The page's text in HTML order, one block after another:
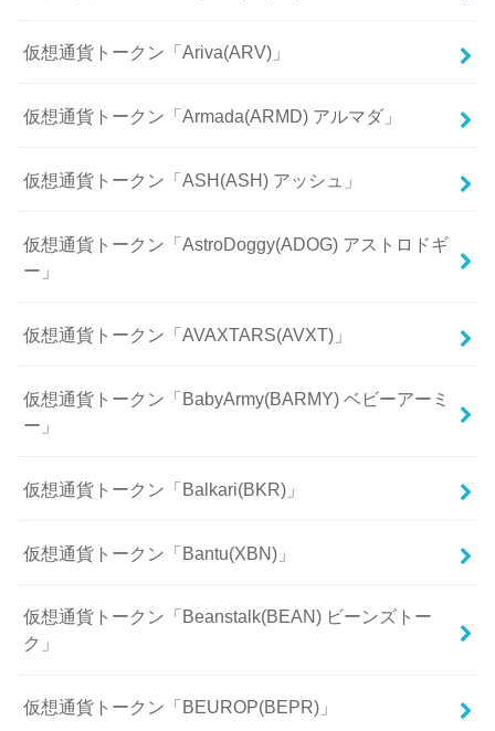
仮想通貨トークン「Ariva(ARV)」
仮想通貨トークン「Armada(ARMD) アルマダ」
仮想通貨トークン「ASH(ASH) アッシュ」
仮想通貨トークン「AstroDoggy(ADOG) アストロドギ
ー」
仮想通貨トークン「AVAXTARS(AVXT)」
仮想通貨トークン「BabyArmy(BARMY) ベビーアーミ
ー」
仮想通貨トークン「Balkari(BKR)」
仮想通貨トークン「Bantu(XBN)」
仮想通貨トークン「Beanstalk(BEAN) ビーンズトー
ク」
仮想通貨トークン「BEUROP(BEPR)」